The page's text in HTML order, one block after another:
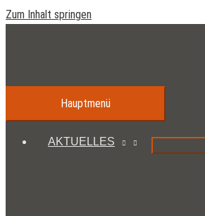
Zum Inhalt springen
Hauptmenü
AKTUELLES